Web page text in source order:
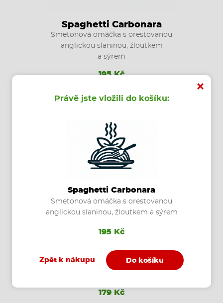
Spaghetti Carbonara
Smetonová omáčka s orestovanou
anglickou slaninou, žloutkem
a sýrem
195 Kč
Koupit
Olio e Aglio
179 Kč
Právě jste vložili do košíku:
Spaghetti Carbonara
Smetonová omáčka s orestovanou
anglickou slaninou, žloutkem a sýrem
195 Kč
Zpět k nákupu Do košíku